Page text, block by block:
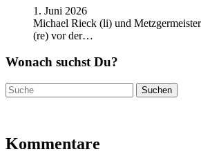
1. Juni 2026
Michael Rieck (li) und
(re) vor der…
Wonach suchst Du?
Suchen
nach:
Kommentare